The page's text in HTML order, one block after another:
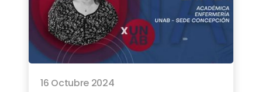
16 Octubre 2024